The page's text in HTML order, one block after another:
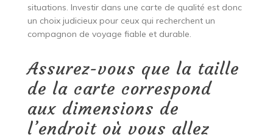
situations. Investir dans une carte de qualité est donc
un choix judicieux pour ceux qui recherchent un
compagnon de voyage fiable et durable.
Assurez-vous que la taille
de la carte correspond
aux dimensions de
l’endroit où vous allez